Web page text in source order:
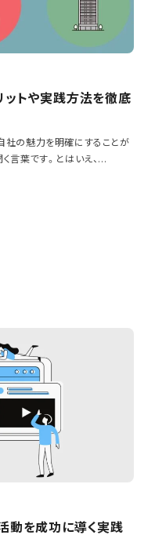
ットや実践方法を徹底
社の魅力を明確にすることが
言葉です。とはいえ、…
動を成功に導く実践